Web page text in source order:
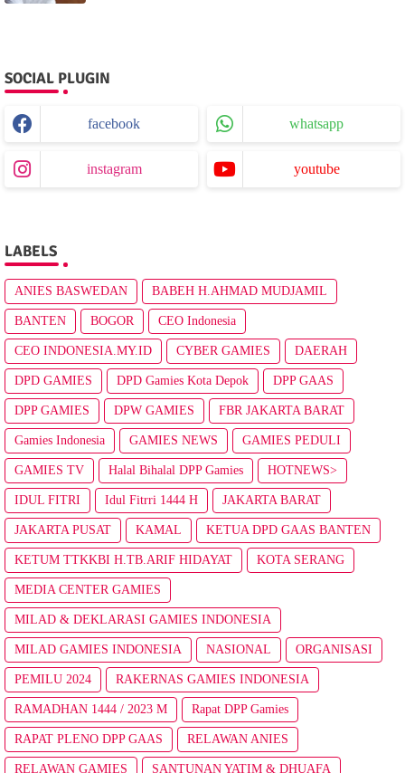
SOCIAL PLUGIN
facebook whatsapp
instagram youtube
LABELS
ANIES BASWEDAN BABEH H.AHMAD MUDJAMIL
BANTEN BOGOR CEO Indonesia
CEO INDONESIA.MY.ID CYBER GAMIES DAERAH
DPD GAMIES DPD Gamies Kota Depok DPP GAAS
DPP GAMIES DPW GAMIES FBR JAKARTA BARAT
Gamies Indonesia GAMIES NEWS GAMIES PEDULI
GAMIES TV Halal Bihalal DPP Gamies HOTNEWS>
IDUL FITRI Idul Fitrri 1444 H JAKARTA BARAT
JAKARTA PUSAT KAMAL KETUA DPD GAAS BANTEN
KETUM TTKKBI H.TB.ARIF HIDAYAT KOTA SERANG
MEDIA CENTER GAMIES
MILAD & DEKLARASI GAMIES INDONESIA
MILAD GAMIES INDONESIA NASIONAL ORGANISASI
PEMILU 2024 RAKERNAS GAMIES INDONESIA
RAMADHAN 1444 / 2023 M Rapat DPP Gamies
RAPAT PLENO DPP GAAS RELAWAN ANIES
RELAWAN GAMIES SANTUNAN YATIM & DHUAFA